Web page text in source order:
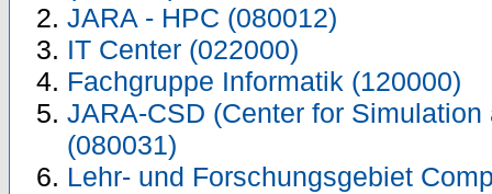
JARA - HPC (080012)
IT Center (022000)
Fachgruppe Informatik (120000)
JARA-CSD (Center for
(080031)
Lehr- und Forschungsgebiet